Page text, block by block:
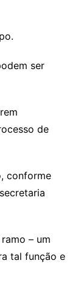
ser
de
conforme
– um
tal função e